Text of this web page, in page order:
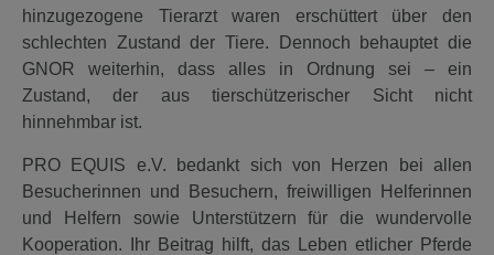
hinzugezogene Tierarzt waren erschüttert über den
schlechten Zustand der Tiere. Dennoch behauptet die
GNOR weiterhin, dass alles in Ordnung sei – ein
Zustand, der aus tierschützerischer Sicht nicht
hinnehmbar ist.
PRO EQUIS e.V. bedankt sich von Herzen bei allen
Besucherinnen und Besuchern, freiwilligen Helferinnen
und Helfern sowie Unterstützern für die wundervolle
Kooperation. Ihr Beitrag hilft, das Leben etlicher Pferde